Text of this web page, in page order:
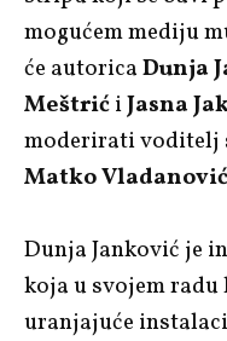
mogućem mediju
će autoricaDunja
MeštrićiJasna
moderirati voditelj
Matko Vladanović
Dunja Janković je
koja u svojem
uranjajuće